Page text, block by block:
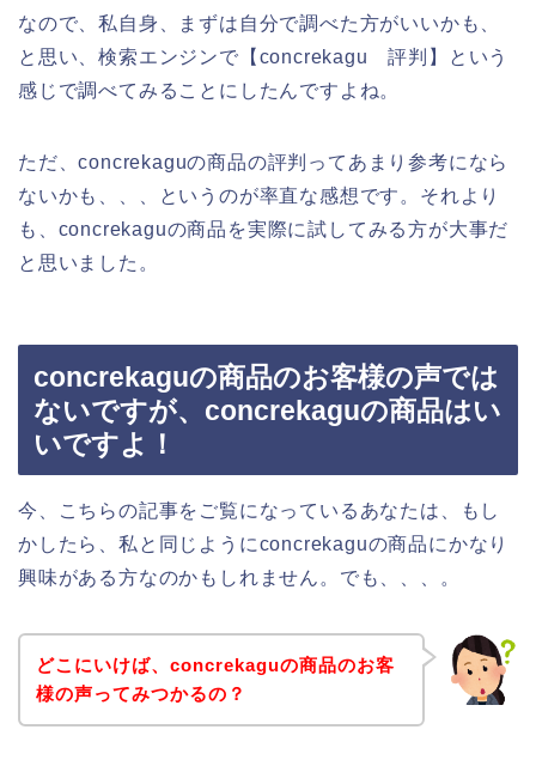
なので、私自身、まずは自分で調べた方がいいかも、
と思い、検索エンジンで【concrekagu 評判】という
感じで調べてみることにしたんですよね。
ただ、concrekaguの商品の評判ってあまり参考になら
ないかも、、、というのが率直な感想です。それより
も、concrekaguの商品を実際に試してみる方が大事だ
と思いました。
concrekaguの商品のお客様の声では
ないですが、concrekaguの商品はい
いですよ！
今、こちらの記事をご覧になっているあなたは、もし
かしたら、私と同じようにconcrekaguの商品にかなり
興味がある方なのかもしれません。でも、、、。
どこにいけば、concrekaguの商品のお客
様の声ってみつかるの？